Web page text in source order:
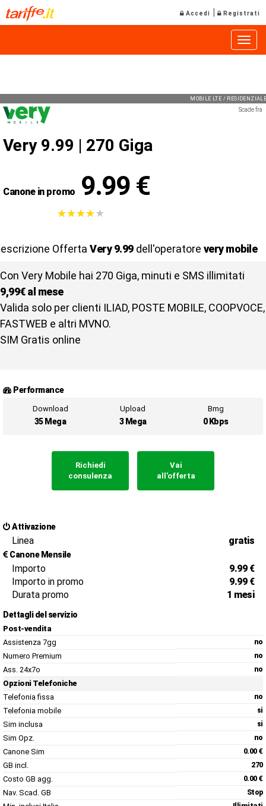
Accedi | Registrati
MOBILE LTE /
Scade fra
Very 9.99 | 270 Giga
Canone in promo 9.99 €
★★★★★
★★★★★
Offerta Very 9.99dell'operatore very mobile
Con Very Mobile hai 270 Giga, minuti e SMS illimitati
9,99€ al mese
Valida solo per clienti ILIAD, POSTE MOBILE, COOPVOCE,
FASTWEB e altri MVNO.
SIM Gratis online
Performance
Download
35 Mega
Upload
3 Mega
Bmg
0 Kbps
Richiedi
consulenza
Vai
all'offerta
Attivazione
Linea gratis
Canone Mensile
Importo
9.99 €
Importo in promo
9.99 €
Durata promo
1 mesi
Dettagli del servizio
Post-vendita
Assistenza 7gg
no
Numero Premium no
Ass. 24x7o no
Opzioni Telefoniche
Telefonia fissa
no
Telefonia mobile si
Sim inclusa si
Sim Opz. no
Canone Sim 0.00 €
GB incl. 270
Costo GB agg. 0.00 €
Nav. Scad. GB Stop